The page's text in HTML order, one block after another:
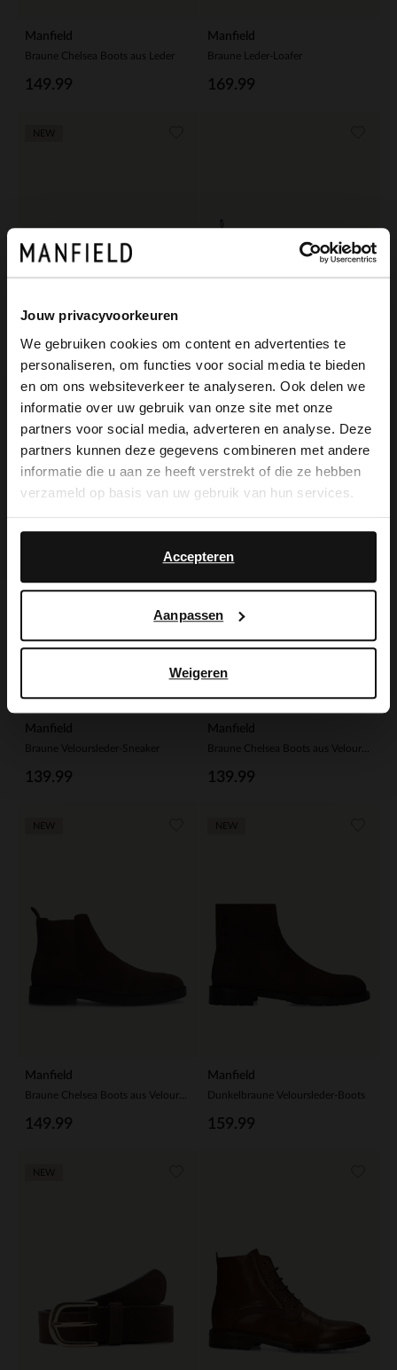
Jouw privacyvoorkeuren
We gebruiken cookies om content en advertenties te
personaliseren, om functies voor social media te bieden
en om ons websiteverkeer te analyseren. Ook delen we
informatie over uw gebruik van onze site met onze
partners voor social media, adverteren en analyse. Deze
partners kunnen deze gegevens combineren met andere
informatie die u aan ze heeft verstrekt of die ze hebben
verzameld op basis van uw gebruik van hun services.
Accepteren
Aanpassen
Weigeren
Manfield
Braune Chelsea Boots aus Leder
149.99
Manfield
Braune Leder-Loafer
169.99
Manfield
159.99
Manfield
149.99
Manfield
Braune Veloursleder-Sneaker
139.99
Manfield
Braune Chelsea Boots aus Veloursleder
139.99
Manfield
149.99
Manfield
Dunkelbraune Veloursleder-Boots
159.99
×
View this website in English?
It looks like your language isn't Dutch. Would
you like to switch to English?
English